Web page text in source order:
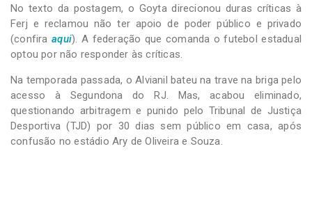
No texto da postagem, o Goyta direcionou duras críticas à
Ferj e reclamou não ter apoio de poder público e privado
(confiraaqui). A federação que comanda o futebol estadual
optou por não responder às críticas.
Na temporada passada, o Alvianil bateu na trave na briga pelo
acesso à Segundona do RJ. Mas, acabou eliminado,
questionando arbitragem e punido pelo Tribunal de Justiça
Desportiva (TJD) por 30 dias sem público em casa, após
confusão no estádio Ary de Oliveira e Souza.